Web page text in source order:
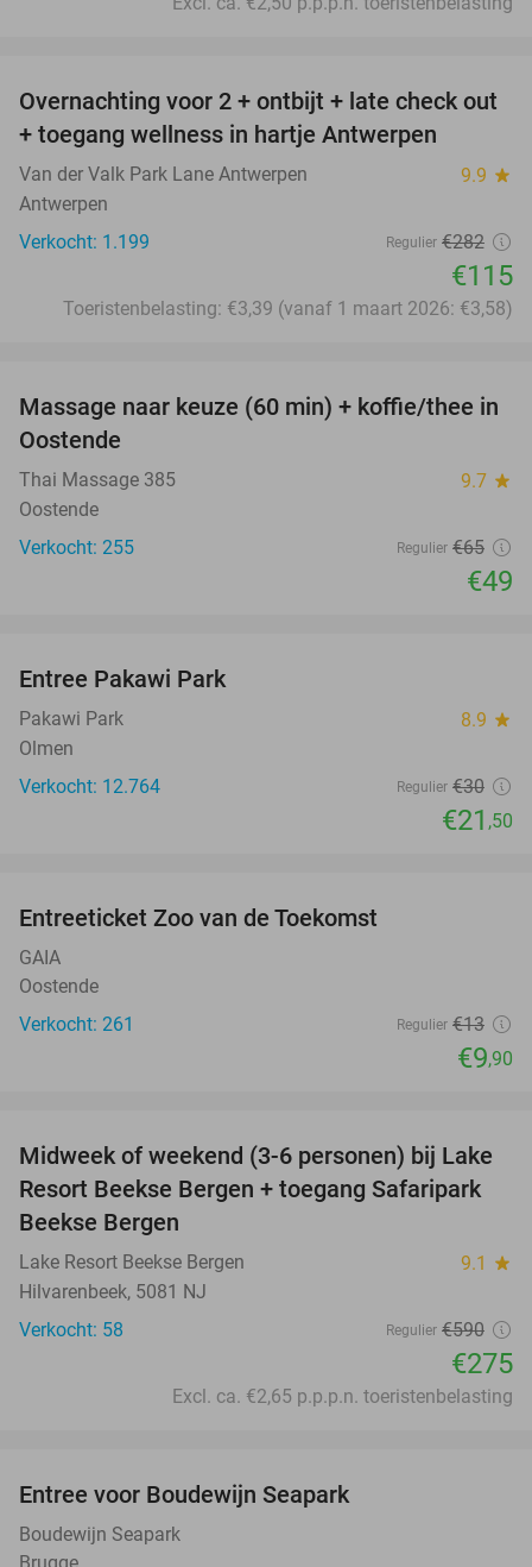
59%
Overnachting voor 2 + ontbijt + late check out
+ toegang wellness in hartje Antwerpen
Van der Valk Park Lane Antwerpen 9.9 star
Antwerpen
Verkocht: 1.199
Regulier €282
€115
Toeristenbelasting: €3,39 (vanaf 1 maart 2026: €3,58)
25%
Massage naar keuze (60 min) + koffie/thee in
Oostende
Thai Massage 385 9.7 star
Oostende
Verkocht: 255
Regulier €65
€49
Entree Pakawi Park
Pakawi Park 8.9 star
Olmen
Verkocht: 12.764
Regulier €30
€21 ,50
Entreeticket Zoo van de Toekomst
GAIA
Oostende
Verkocht: 261
Regulier €13
€9,90
53%
Midweek of weekend (3-6 personen) bij Lake
Resort Beekse Bergen + toegang Safaripark
Beekse Bergen
Lake Resort Beekse Bergen 9.1 star
Hilvarenbeek, 5081 NJ
Verkocht: 58
Regulier €590
€275
Excl. ca. €2,65 p.p.p.n. toeristenbelasting
Entree voor Boudewijn Seapark
Boudewijn Seapark